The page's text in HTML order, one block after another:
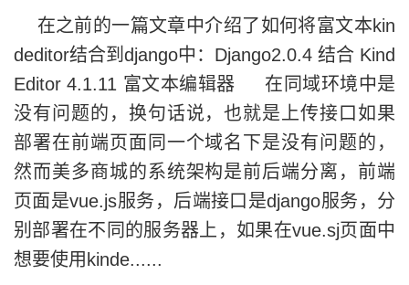
在之前的一篇文章中介绍了如何将富文本kin
deditor结合到django中：Django2.0.4 结合 Kind
Editor 4.1.11 富文本编辑器 在同域环境中是
没有问题的，换句话说，也就是上传接口如果
部署在前端页面同一个域名下是没有问题的，
然而美多商城的系统架构是前后端分离，前端
页面是vue.js服务，后端接口是django服务，分
别部署在不同的服务器上，如果在vue.sj页面中
想要使用kinde......